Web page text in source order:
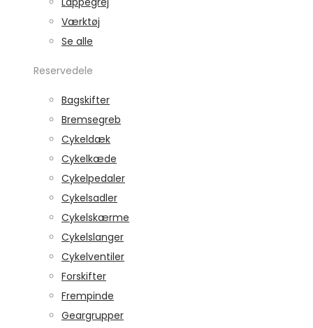
Værktøj
Se alle
Reservedele
Bagskifter
Bremsegreb
Cykeldæk
Cykelkæde
Cykelpedaler
Cykelsadler
Cykelskærme
Cykelslanger
Cykelventiler
Forskifter
Frempinde
Geargrupper